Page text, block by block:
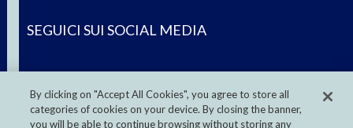
SEGUICI SUI SOCIAL MEDIA
By clicking on "Accept All Cookies", you agree to store all
categories of cookies on your device. By closing the banner,
you will be able to continue browsing without storing any